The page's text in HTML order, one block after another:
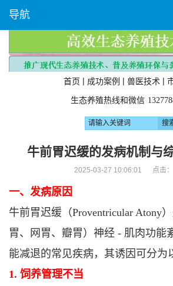
导航
首页 | 成功案例 | 兽医技术 |
生态养殖热线和微信
牛前胃迟缓的发病机制与
2025-03-27 10:06:01 点击：
一、发病原因
牛前胃迟缓（Proventricular Atony
胃、网胃、瓣胃）神经 - 肌肉功能
能减退的常见疾病，其诱因可分为
1. 饲养管理不当